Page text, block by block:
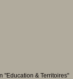
"Education & Territoires"